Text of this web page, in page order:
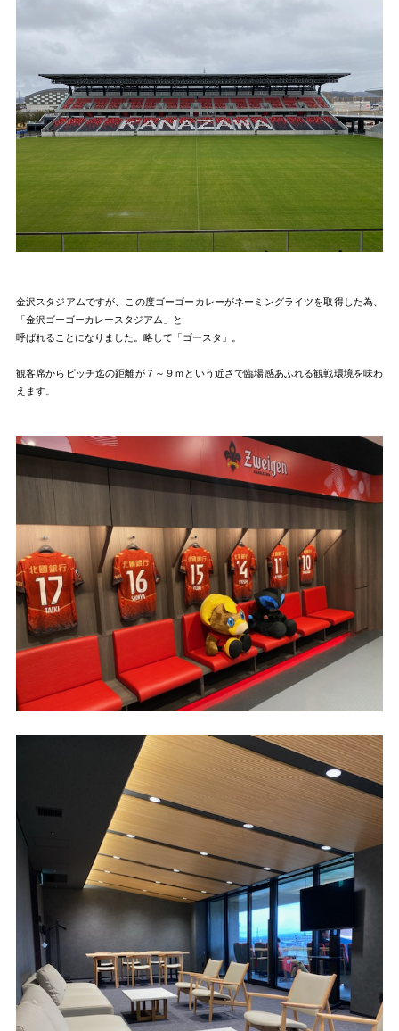
金沢スタジアムですが、この度ゴーゴーカレーがネーミングライツを取得した為、
「金沢ゴーゴーカレースタジアム」と
呼ばれることになりました。略して「ゴースタ」。
観客席からピッチ迄の距離が７～９ｍという近さで臨場感あふれる観戦環境を味わ
えます。